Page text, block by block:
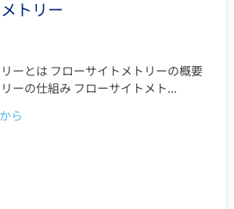
トリー
ーとは フローサイトメトリーの概要
ーの仕組み フローサイトメト...
ら